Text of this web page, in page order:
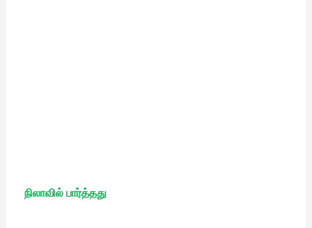
நிலாவில் பார்த்தது